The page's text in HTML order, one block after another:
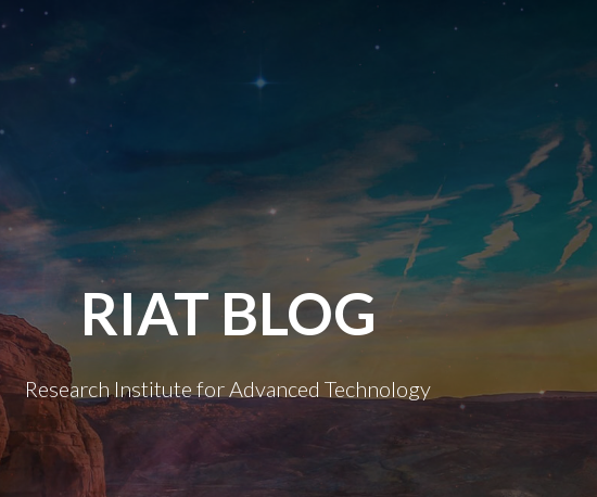
RIAT BLOG
Research Institute for Advanced Technology